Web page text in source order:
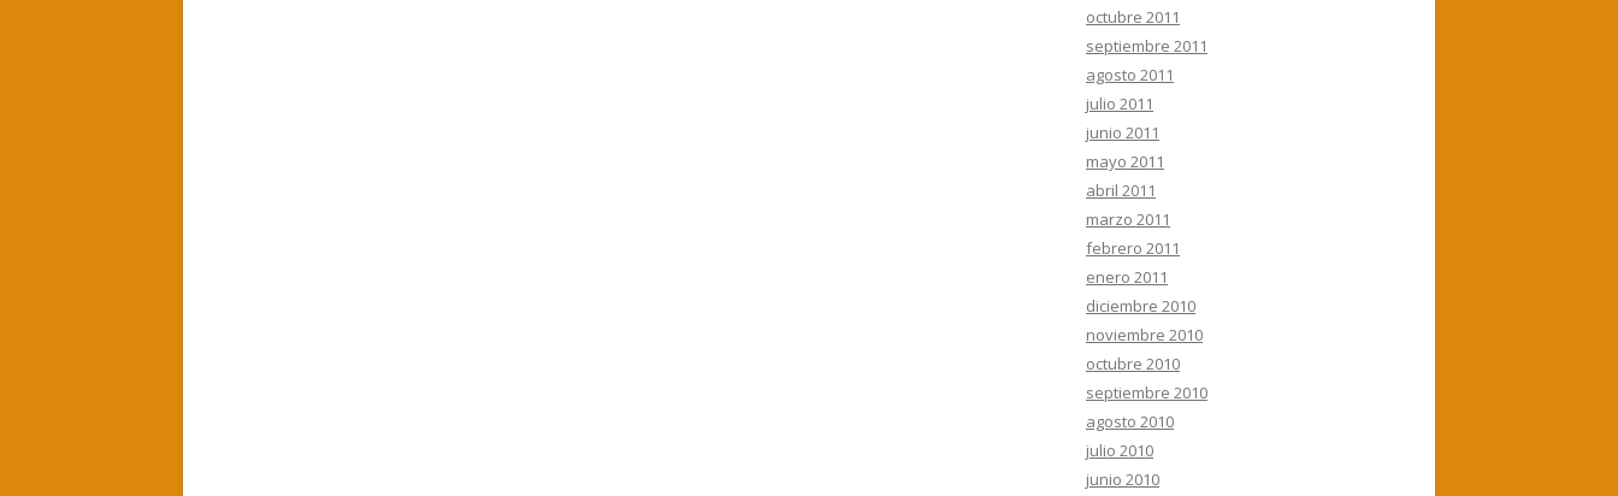
octubre 2011
septiembre 2011
agosto 2011
julio 2011
junio 2011
mayo 2011
abril 2011
marzo 2011
febrero 2011
enero 2011
diciembre 2010
noviembre 2010
octubre 2010
septiembre 2010
agosto 2010
julio 2010
junio 2010